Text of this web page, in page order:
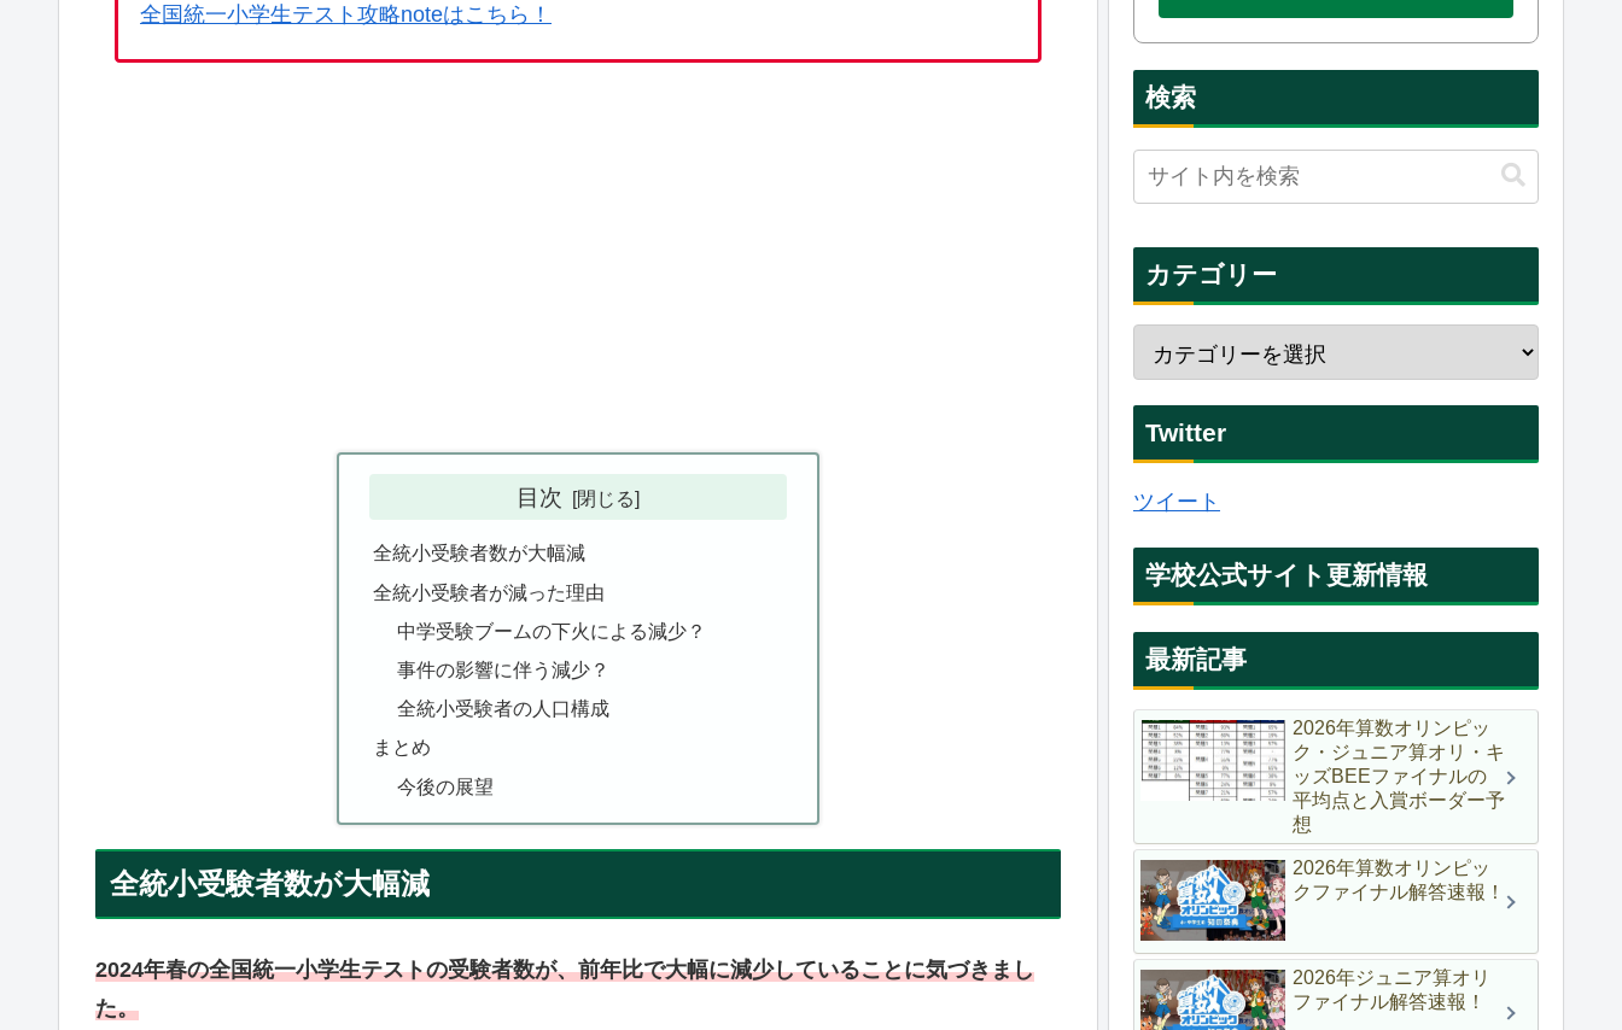
全国統一小学生テスト攻略noteはこちら！
目次
全統小受験者数が大幅減
全統小受験者が減った理由
中学受験ブームの下火による減少？
事件の影響に伴う減少？
全統小受験者の人口構成
まとめ
今後の展望
全統小受験者数が大幅減
2024年春の全国統一小学生テストの受験者数が、前年比で大幅に減少していることに気づきまし
た。
検索
カテゴリー
Twitter
ツイート
学校公式サイト更新情報
最新記事
2026年算数オリンピッ
ク・ジュニア算オリ・キ
ッズBEEファイナルの
平均点と入賞ボーダー予
想
2026年算数オリンピッ
クファイナル解答速報！
2026年ジュニア算オリ
ファイナル解答速報！